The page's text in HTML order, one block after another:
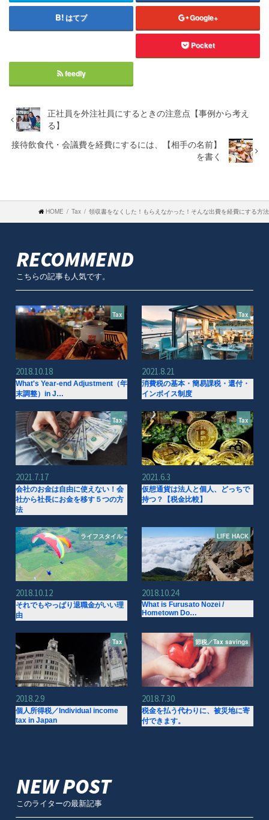
はてブ Google+
Pocket
feedly
正社員を外注社員にするときの注意点【事例から考え
る】
接待飲食代・会議費を経費にするには、【相手の名前】
を書く
HOME Tax 領収書をなくした！もらえなかった！そんな出費を経費にする方法
RECOMMEND
こちらの記事も人気です。
Tax
2018.10.18
What's Year-end Adjustment（年
末調整）in J…
Tax
2021.8.21
消費税の基本・簡易課税・還付・
インボイス制度
Tax
2021.7.17
会社のお金は自由に使えない！会
社から社長にお金を移す５つの方
法
Tax
2021.6.3
仮想通貨は法人と個人、どっちで
持つ？【税金比較】
ライフスタイル
2018.10.12
それでもやっぱり退職金がいい理
由
LIFE HACK
2018.10.24
What is Furusato Nozei /
Hometown Do…
Tax
2018.2.9
個人所得税／Individual income
tax in Japan
節税／Tax savings
2018.7.30
税金を払う代わりに、被災地に寄
付できます。
NEW POST
このライターの最新記事